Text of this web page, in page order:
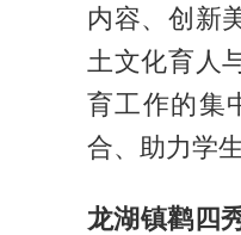
内容、创新
土文化育人
育工作的集
合、助力学
龙湖镇鹳四